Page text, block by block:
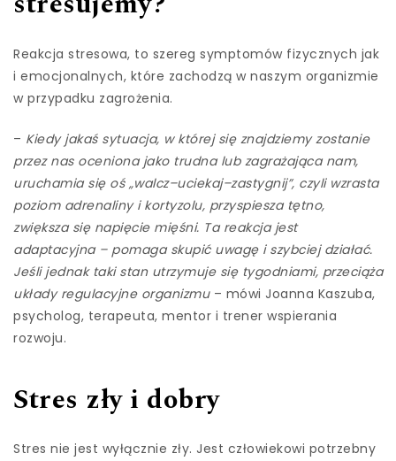
Reakcja stresowa, to szereg symptomów fizycznych jak
i emocjonalnych, które zachodzą w naszym organizmie
w przypadku zagrożenia.
– Kiedy jakaś sytuacja, w której się znajdziemy zostanie
przez nas oceniona jako trudna lub zagrażająca nam,
uruchamia się oś „walcz–uciekaj–zastygnij”, czyli wzrasta
poziom adrenaliny i kortyzolu, przyspiesza tętno,
zwiększa się napięcie mięśni. Ta reakcja jest
adaptacyjna – pomaga skupić uwagę i szybciej działać.
Jeśli jednak taki stan utrzymuje się tygodniami, przeciąża
układy regulacyjne organizmu– mówi Joanna Kaszuba,
psycholog, terapeuta, mentor i trener wspierania
rozwoju.
Stres zły i dobry
Stres nie jest wyłącznie zły. Jest człowiekowi potrzebny